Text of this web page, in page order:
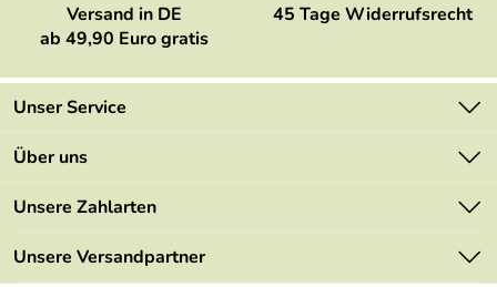
Versand in DE
ab 49,90 Euro gratis
45 Tage Widerrufsrecht
Unser Service
Kontakt
Mehrwertsteuerfrei
Retourenportal
Über uns
Marken
Angebote
Unsere Zahlarten
Unsere Versandpartner